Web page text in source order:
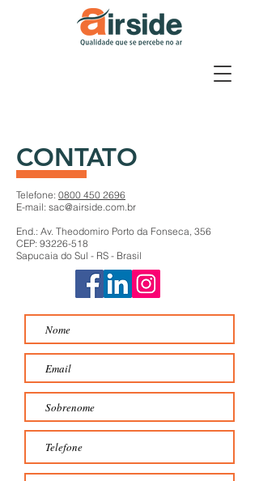
CONTATO
Telefone: 0800 450 2696
E-mail: sac@airside.com.br
End.: Av. Theodomiro Porto da Fonseca, 356
CEP: 93226-518
Sapucaia do Sul - RS - Brasil